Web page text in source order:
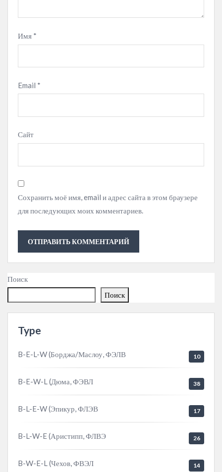
Имя *
Email *
Сайт
Сохранить моё имя, email и адрес сайта в этом браузере
для последующих моих комментариев.
Поиск
Поиск
Type
B-E-L-W (Борджа/Маслоу, ФЭЛВ 10
B-E-W-L (Дюма, ФЭВЛ 38
B-L-E-W (Эпикур, ФЛЭВ 17
B-L-W-E (Аристипп, ФЛВЭ 26
B-W-E-L (Чехов, ФВЭЛ 14